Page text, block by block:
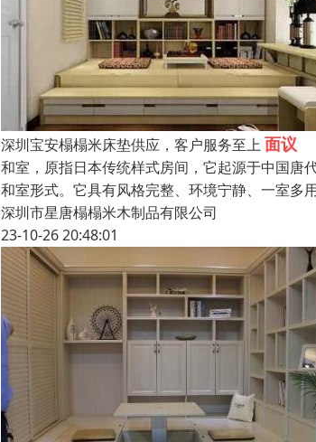
深圳宝安榻榻米床垫供应，客户服务至上 面议
和室，原指日本传统样式房间，它起源于中国唐
和室形式。它具有风格完整、环境宁静、一室多
深圳市星唐榻榻米木制品有限公司
23-10-26 20:48:01